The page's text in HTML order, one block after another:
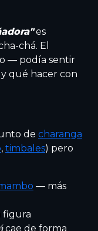
es
chá. El
— podía sentir
qué hacer con
de charanga
, timbales) pero
— más
cae de forma